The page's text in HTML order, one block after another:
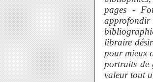
pages -
approfondir
libraire
pour mieux
portraits de
valeur tout